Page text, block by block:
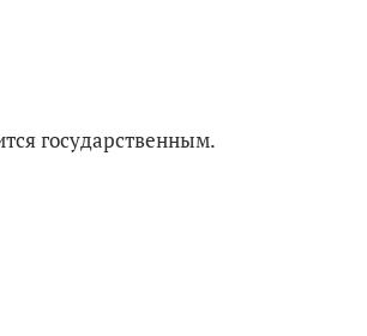
государственным.